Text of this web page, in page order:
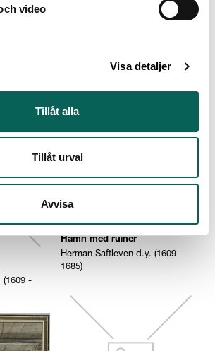
video
Visa detaljer
Tillåt alla
Tillåt urval
Avvisa
14)
(1609 -
Hamn med ruiner
Herman Saftleven d.y. (1609 -
1685)